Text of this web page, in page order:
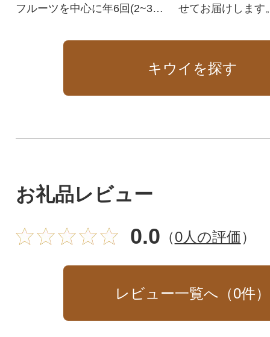
フルーツを中心に年6回(2~3
けします。
せてお届けします
キウイを探す
お礼品レビュー
0.0 （0人の評価）
レビュー一覧へ（0件）